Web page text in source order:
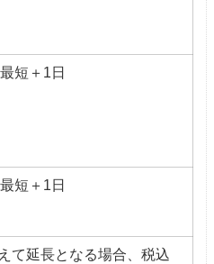
最短＋1日
最短＋1日
て延長となる場合、税込